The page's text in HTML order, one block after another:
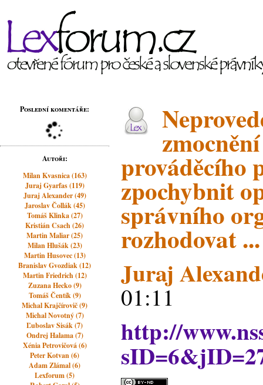
Poslední komentáře:
Autoři:
Milan Kvasnica (163)
Juraj Gyarfas (119)
Juraj Alexander (49)
Jaroslav Čollák (45)
Tomáš Klinka (27)
Kristián Csach (26)
Martin Maliar (25)
Milan Hlušák (23)
Martin Husovec (13)
Branislav Gvozdiak (12)
Martin Friedrich (12)
Zuzana Hecko (9)
Tomáš Čentík (9)
Michal Krajčírovič (9)
Michal Novotný (7)
Ľuboslav Sisák (7)
Ondrej Halama (7)
Xénia Petrovičová (6)
Peter Kotvan (6)
Adam Zlámal (6)
Lexforum (5)
prováděcího
zpochybnit
správního
rozhodovat ...
Juraj
01:11
http://